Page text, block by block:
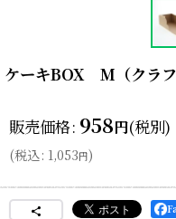
ケーキBOX M（クラ
販売価格: 958円(税別)
(税込: 1,053円)